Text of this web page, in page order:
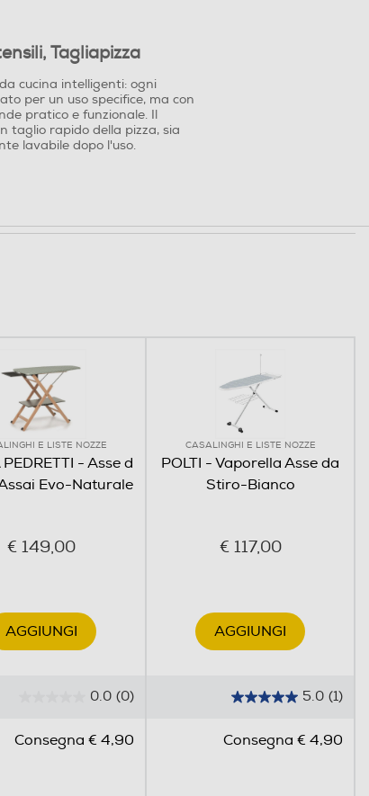
Tagliapizza
cucina intelligenti: ogni
per un uso specifice, ma con
pratico e funzionale. Il
taglio rapido della pizza, sia
lavabile dopo l'uso.
E LISTE NOZZE
PEDRETTI - Asse d
Evo-Naturale
€ 149,00
AGGIUNGI
CASALINGHI E LISTE NOZZE
POLTI - Vaporella Asse da
Stiro-Bianco
€ 117,00
AGGIUNGI
0.0 (0) 5.0 (1)
Consegna € 4,90 Consegna € 4,90